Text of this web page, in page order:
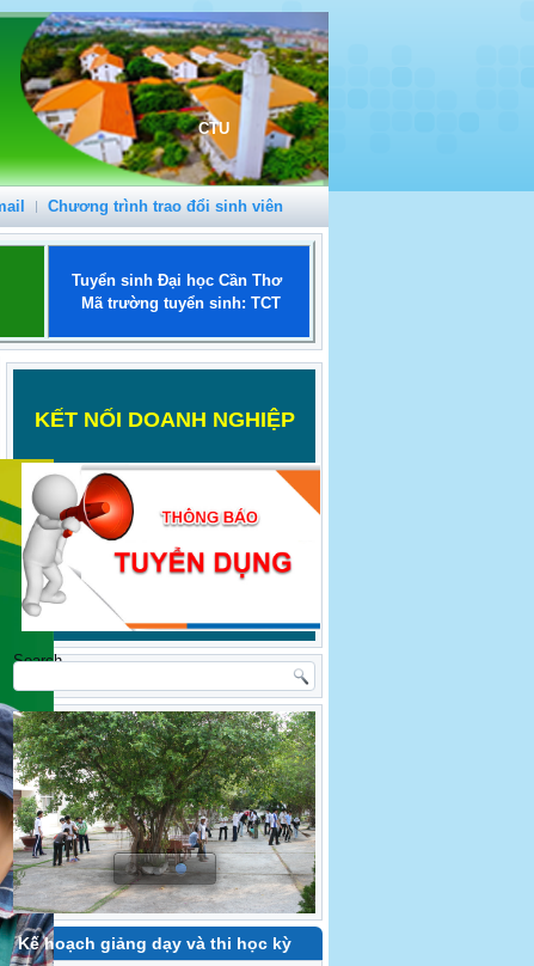
CTU
Chương trình trao đổi sinh viên
Tuyển sinh Đại học Cần Thơ
Mã trường tuyển sinh: TCT
KẾT NỐI DOANH NGHIỆP
Search
Kế hoạch giảng dạy và thi học kỳ